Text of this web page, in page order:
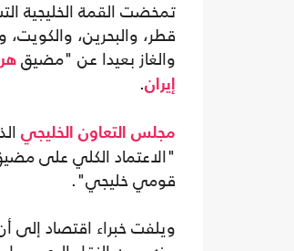
تمخضت القمة الخليجية
قطر، والبحرين، والكويت،
والغاز بعيدا عن "مضيق
إيران.
مجلس التعاون الخليجي
"الاعتماد الكلي على
قومي خليجي".
ويلفت خبراء اقتصاد إلى